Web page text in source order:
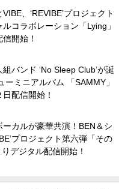
、‘REVIBE’プロジェクト
コラボレーション「Lying」
開始！
バンド ‘No Sleep Club’が誕
ーミニアルバム 「SAMMY」
配信開始！
カルが豪華共演！BEN＆シ
プロジェクト第六弾「その
デジタル配信開始！